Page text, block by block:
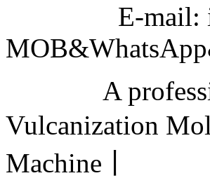
E-mail:
A
Vulcanization
Machine丨